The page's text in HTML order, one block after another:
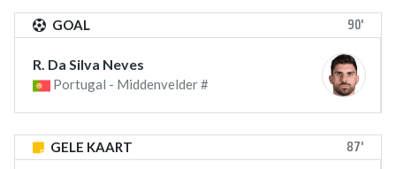
GOAL 90'
R. Da Silva Neves
Portugal - Middenvelder #
GELE KAART 87'